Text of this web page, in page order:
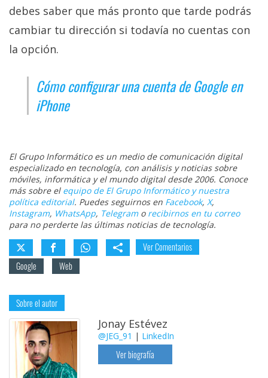
debes saber que más pronto que tarde podrás
cambiar tu dirección si todavía no cuentas con
la opción.
Cómo configurar una cuenta de Google en
iPhone
El Grupo Informático es un medio de comunicación digital
especializado en tecnología, con análisis y noticias sobre
móviles, informática y el mundo digital desde 2006. Conoce
más sobre el equipo de El Grupo Informático y nuestra
política editorial. Puedes seguirnos en Facebook, X,
Instagram, WhatsApp, Telegramo recibirnos en tu correo
para no perderte las últimas noticias de tecnología.
Ver Comentarios
Google
Web
Sobre el autor
Jonay Estévez
@JEG_91 | LinkedIn
Ver biografía